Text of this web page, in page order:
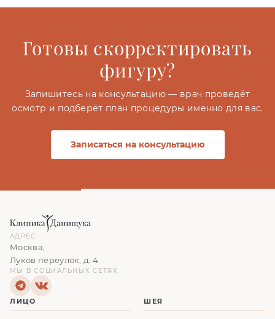
Готовы скорректировать
фигуру?
Запишитесь на консультацию — врач проведёт
осмотр и подберёт план процедуры именно для вас.
Записаться на консультацию
АДРЕС
Москва,
Луков переулок, д. 4
МЫ В СОЦИАЛЬНЫХ СЕТЯХ
ЛИЦО ШЕЯ